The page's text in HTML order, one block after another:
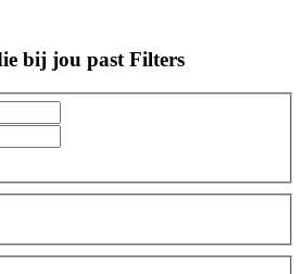
bij jou past Filters